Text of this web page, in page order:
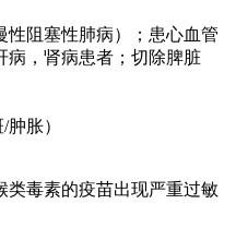
性阻塞性肺病）；患心血管
病，肾病患者；切除脾脏
胀）
类毒素的疫苗出现严重过敏